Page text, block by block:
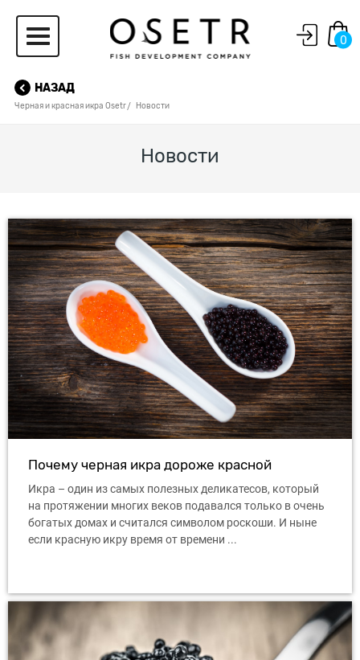
0
НАЗАД
Черная и красная икра Osetr Новости
Новости
Почему черная икра дороже красной
Икра – один из самых полезных деликатесов, который
на протяжении многих веков подавался только в очень
богатых домах и считался символом роскоши. И ныне
если красную икру время от времени ...